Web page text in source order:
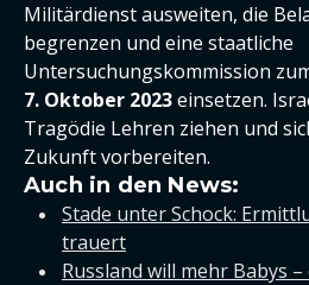
Militärdienst ausweiten, die
begrenzen und eine staatliche
Untersuchungskommission
7. Oktober 2023einsetzen.
Tragödie Lehren ziehen und
Zukunft vorbereiten.
Auch in den News:
Stade unter Schock:
trauert
Russland will mehr Babys